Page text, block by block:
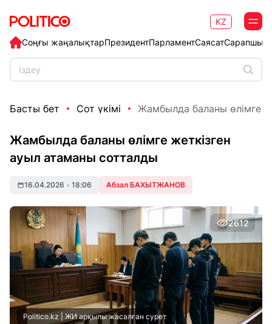
Соңғы жаңалықтарПрезидентПарламентСаясат
KZ
Басты бет Сот үкімі Жамбылда баланы өлімге
Жамбылда баланы өлімге жеткізген
ауыл атаманы сотталды
16.04.2026 • 18:06 Абзал БАХЫТЖАНОВ
2612
Politico.kz | ЖИ арқылы жасалған сурет